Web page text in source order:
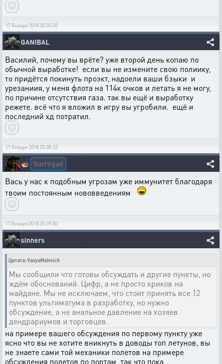
17 Января 2018 20:35:50
GANIBAL
Василий, почему вы врёте? уже второй день копаю по
обычной выработке! если вы не измените свою полиику,
то придётся покинуть проэкт, надоели ваши бзыки и
урезаниия, у меня флота на 114к очков и летать я не могу,
по причине отсутствия газа. так вы ещё и выработку
режете. всё что я вложил в игру вы угробили. ещё и
последний хд потратил.
17 Января 2018 20:38:33
🦔 Surrogad
Вась у нас к подобным угрозам уже иммунитет благодаря
твоим постоянным нововведениям
17 Января 2018 20:39:00
sinners
Цитата: VasyaMalevich
Мы сообщили что готовы обсуждать и другие пункты, но
ждём обоснований. Цифр, а не просто криков на
майдане. Мы не исключаем, что стоит принять все 12
пунктов ультиматума в разработку, но нужно
обсуждение, а не анальное давление на хозяев
дендрариумов и торговцев.
на примере вашего обсуждения по первому пункту уже
ясно что вы не хотите вникнуть в доводы топ летунов, вы
не знаете сами той механики полетов на примере
обсуждения полетов по портам, так что пока